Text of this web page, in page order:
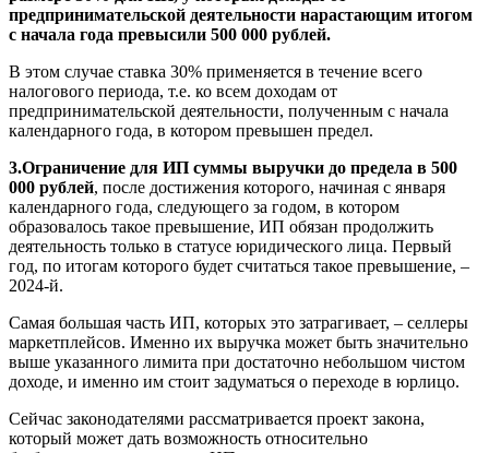
предпринимательской деятельности нарастающим итогом
с начала года превысили 500 000 рублей.
В этом случае ставка 30% применяется в течение всего
налогового периода, т.е. ко всем доходам от
предпринимательской деятельности, полученным с начала
календарного года, в котором превышен предел.
3.Ограничение для ИП суммы выручки до предела в 500
000 рублей, после достижения которого, начиная с января
календарного года, следующего за годом, в котором
образовалось такое превышение, ИП обязан продолжить
деятельность только в статусе юридического лица. Первый
год, по итогам которого будет считаться такое превышение, –
2024-й.
Самая большая часть ИП, которых это затрагивает, – селлеры
маркетплейсов. Именно их выручка может быть значительно
выше указанного лимита при достаточно небольшом чистом
доходе, и именно им стоит задуматься о переходе в юрлицо.
Сейчас законодателями рассматривается проект закона,
который может дать возможность относительно